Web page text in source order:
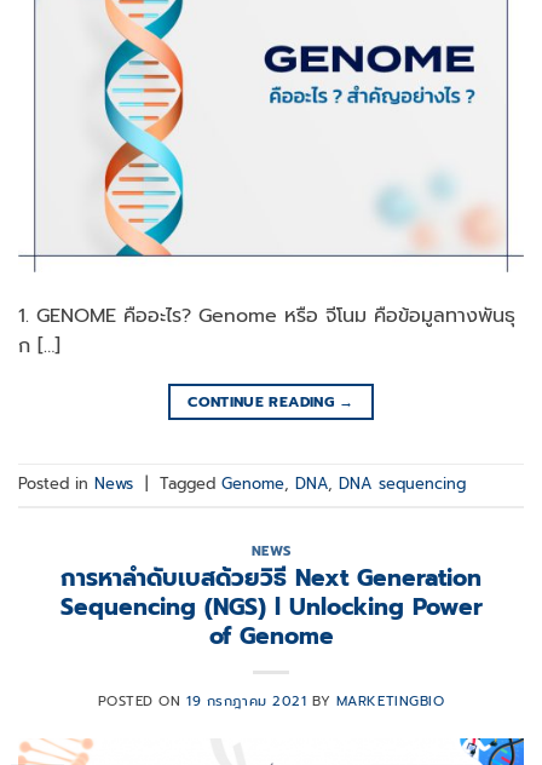
1. GENOME คืออะไร? Genome หรือ จีโนม คือข้อมูลทางพันธุ
ก […]
CONTINUE READING →
Posted in News | Tagged Genome, DNA, DNA sequencing
NEWS
การหาลำดับเบสด้วยวิธี Next Generation
Sequencing (NGS) l Unlocking Power
of Genome
POSTED ON19 กรกฎาคม 2021 BY MARKETINGBIO